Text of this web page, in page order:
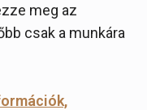
meg az
csak a munkára